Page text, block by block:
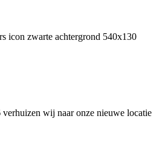
wij naar onze nieuwe locatie